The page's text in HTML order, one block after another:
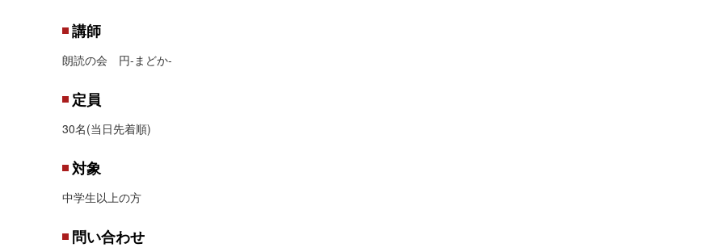
講師
朗読の会 円-まどか-
定員
30名(当日先着順)
対象
中学生以上の方
問い合わせ